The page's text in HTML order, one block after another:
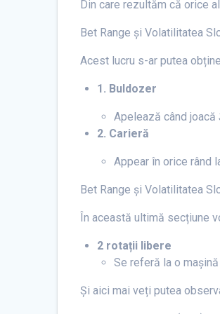
Din care rezultăm că orice
Bet Range și Volatilitatea
Acest lucru s-ar putea
1. Buldozer
Apelează când joacă
2. Carieră
Appear în orice rând
Bet Range și Volatilitatea
În această ultimă secțiune
2 rotații libere
Se referă la o
Și aici mai veți putea